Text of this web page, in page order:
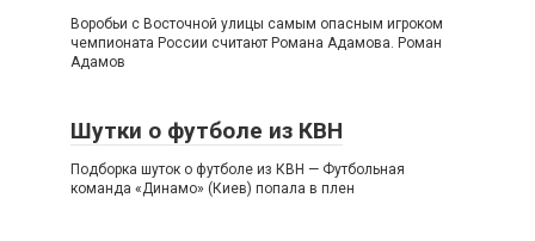
Воробьи с Восточной улицы самым опасным игроком
чемпионата России считают Романа Адамова. Роман
Адамов
Шутки о футболе из КВН
Подборка шуток о футболе из КВН — Футбольная
команда «Динамо» (Киев) попала в плен